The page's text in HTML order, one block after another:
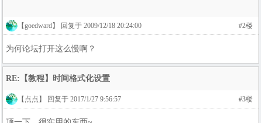
【goedward】 回复于 2009/12/18 20:24:00 #2楼
为何论坛打开这么慢啊？
RE:【教程】时间格式化设置
【点点】 回复于 2017/1/27 9:56:57 #3楼